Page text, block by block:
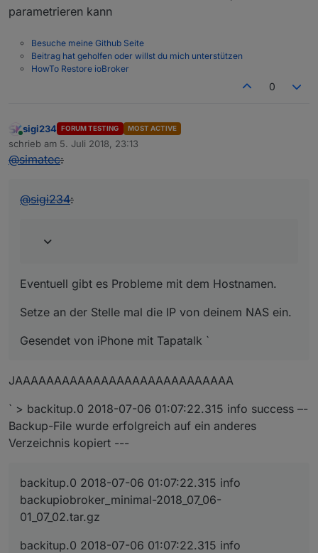
parametrieren kann
Besuche meine Github Seite
Beitrag hat geholfen oder willst du mich unterstützen
HowTo Restore ioBroker
0
Online
sigi234 FORUM TESTING MOST ACTIVE
schrieb am 5. Juli 2018, 23:13
zuletzt editiert von
@simatec:
@sigi234:
Eventuell gibt es Probleme mit dem Hostnamen.
Setze an der Stelle mal die IP von deinem NAS ein.
Gesendet von iPhone mit Tapatalk `
JAAAAAAAAAAAAAAAAAAAAAAAAAAAA
` > backitup.0 2018-07-06 01:07:22.315 info success –-
Backup-File wurde erfolgreich auf ein anderes
Verzeichnis kopiert ---
backitup.0 2018-07-06 01:07:22.315 info
backupiobroker_minimal-2018_07_06-
01_07_02.tar.gz
backitup.0 2018-07-06 01:07:22.315 info